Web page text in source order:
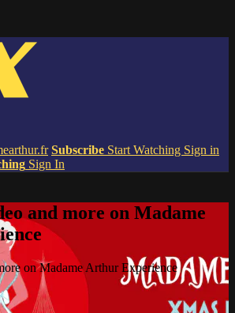
Subscribe Start Watching Sign in
Sign In
and more on Madame
on Madame Arthur Experience